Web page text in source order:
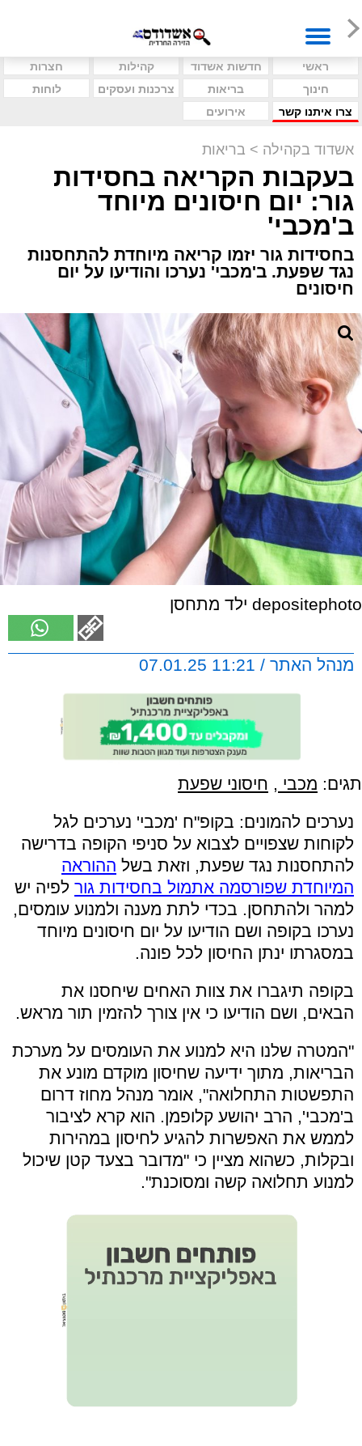
ראשי חדשות אשדוד קהילות
חצרות
חינוך
בריאות צרכנות ועסקים
לוחות
צרו איתנו קשר
אירועים
אשדוד בקהילה > בריאות
בעקבות הקריאה בחסידות
גור: יום חיסונים מיוחד
ב'מכבי'
בחסידות גור יזמו קריאה מיוחדת להתחסנות
נגד שפעת. ב'מכבי' נערכו והודיעו על יום
חיסונים
depositephoto ילד מתחסן
מנהל האתר / 11:21 07.01.25
תגים: מכבי , חיסוני שפעת
נערכים להמונים: בקופ"ח 'מכבי' נערכים לגל
לקוחות שצפויים לצבוא על סניפי הקופה בדרישה
להתחסנות נגד שפעת, וזאת בשל ההוראה
המיוחדת שפורסמה אתמול בחסידות גור לפיה יש
למהר ולהתחסן. בכדי לתת מענה ולמנוע עומסים,
נערכו בקופה ושם הודיעו על יום חיסונים מיוחד
במסגרתו ינתן החיסון לכל פונה.
בקופה תיגברו את צוות האחים שיחסנו את
הבאים, ושם הודיעו כי אין צורך להזמין תור מראש.
"המטרה שלנו היא למנוע את העומסים על מערכת
הבריאות, מתוך ידיעה שחיסון מוקדם מונע את
התפשטות התחלואה", אומר מנהל מחוז דרום
ב'מכבי', הרב יהושע קלופמן. הוא קרא לציבור
לממש את האפשרות להגיע לחיסון במהירות
ובקלות, כשהוא מציין כי "מדובר בצעד קטן שיכול
למנוע תחלואה קשה ומסוכנת".